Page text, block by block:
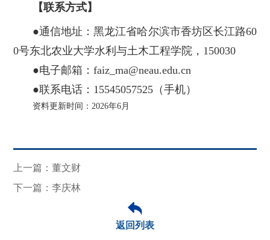
【联系方式】
●通信地址：黑龙江省哈尔滨市香坊区长江路60
0号东北农业大学水利与土木工程学院，150030
●电子邮箱：faiz_ma@neau.edu.cn
●联系电话：15545057525（手机）
资料更新时间：2026年6月
上一篇：董文财
下一篇：李庆林
返回列表